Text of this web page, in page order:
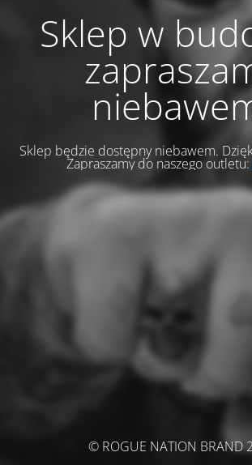
Sklep w
Sklep będzie dostępny niebawem.
Zapraszamy do naszego outletu:
© ROGUE NATION BRAND